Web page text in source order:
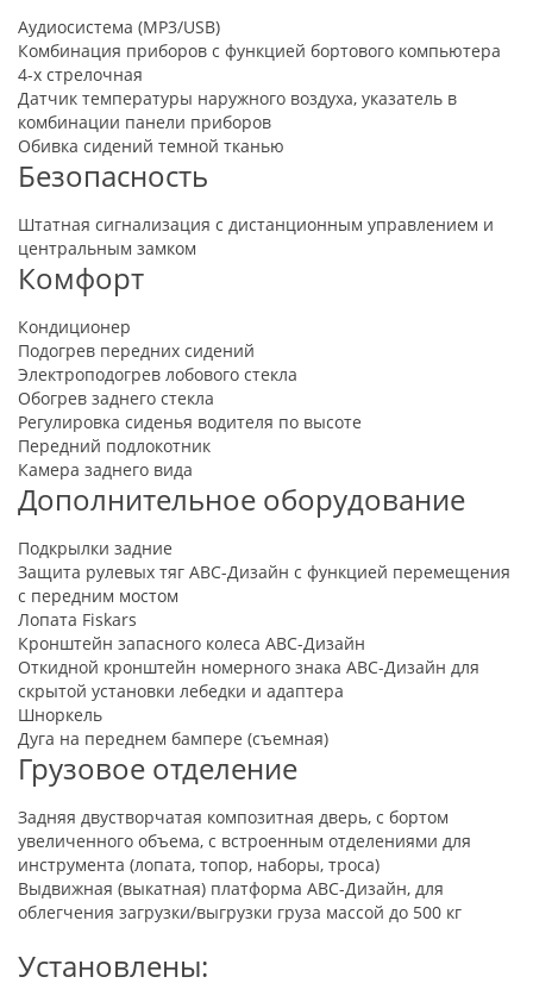
Аудиосистема (MP3/USB)
Комбинация приборов с функцией бортового компьютера
4-х стрелочная
Датчик температуры наружного воздуха, указатель в
комбинации панели приборов
Обивка сидений темной тканью
Безопасность
Штатная сигнализация с дистанционным управлением и
центральным замком
Комфорт
Кондиционер
Подогрев передних сидений
Электроподогрев лобового стекла
Обогрев заднего стекла
Регулировка сиденья водителя по высоте
Передний подлокотник
Камера заднего вида
Дополнительное оборудование
Подкрылки задние
Защита рулевых тяг АВС-Дизайн с функцией перемещения
с передним мостом
Лопата Fiskars
Кронштейн запасного колеса АВС-Дизайн
Откидной кронштейн номерного знака АВС-Дизайн для
скрытой установки лебедки и адаптера
Шноркель
Дуга на переднем бампере (съемная)
Грузовое отделение
Задняя двустворчатая композитная дверь, с бортом
увеличенного объема, с встроенным отделениями для
инструмента (лопата, топор, наборы, троса)
Выдвижная (выкатная) платформа АВС-Дизайн, для
облегчения загрузки/выгрузки груза массой до 500 кг
Установлены: